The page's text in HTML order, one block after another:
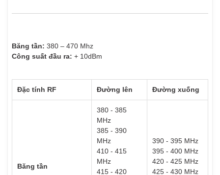
Băng tần: 380 – 470 Mhz
Công suất đầu ra: + 10dBm
Đặc tính RF Đường lên Đường xuống
Băng tần
380 - 385
MHz
385 - 390
MHz
410 - 415
MHz
415 - 420
390 - 395 MHz
395 - 400 MHz
420 - 425 MHz
425 - 430 MHz